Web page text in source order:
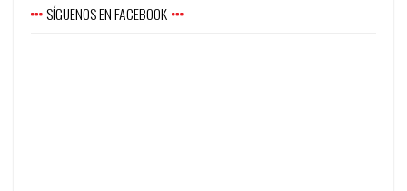
SÍGUENOS EN FACEBOOK